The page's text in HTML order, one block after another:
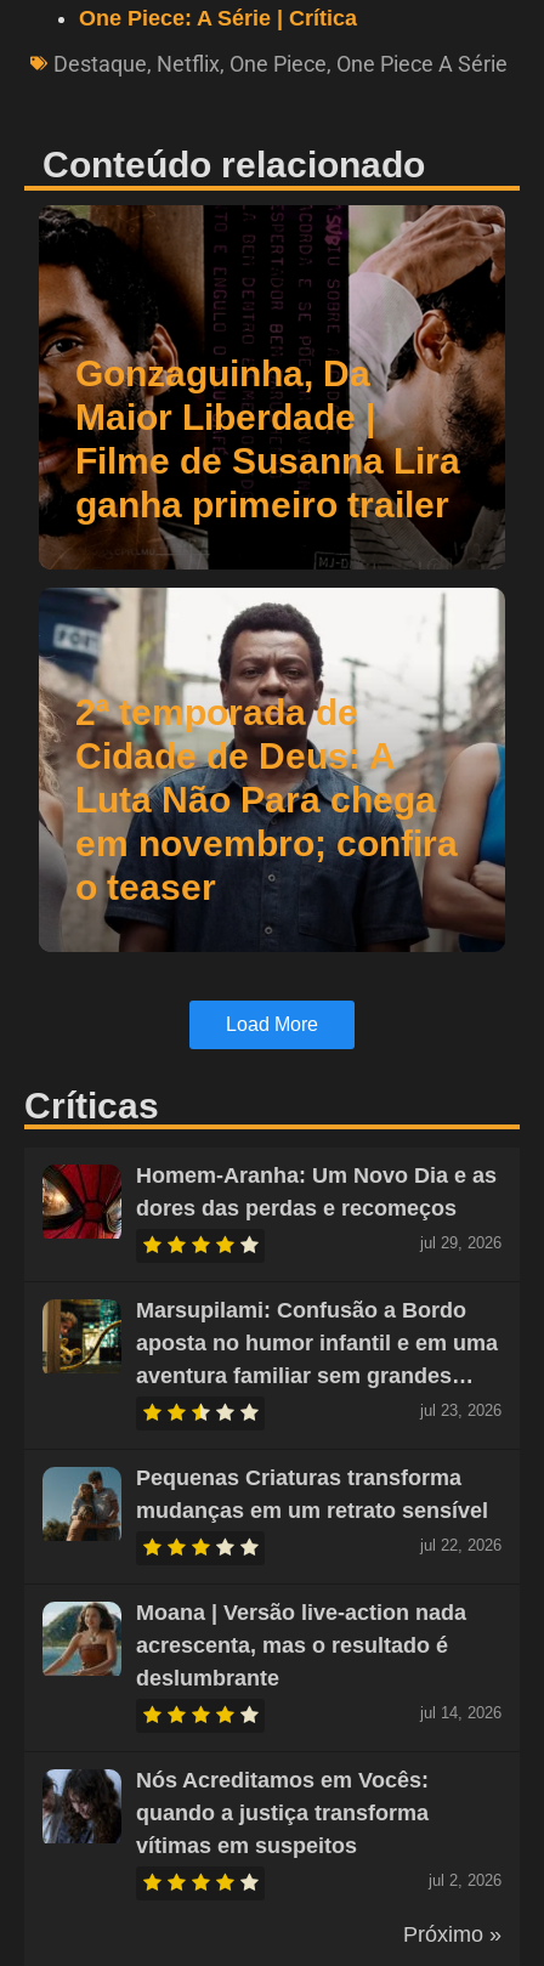
One Piece: A Série | Crítica
Destaque, Netflix, One Piece, One Piece A Série
Conteúdo relacionado
Gonzaguinha, Da
Maior Liberdade |
Filme de Susanna Lira
ganha primeiro trailer
2ª temporada de
Cidade de Deus: A
Luta Não Para chega
em novembro; confira
o teaser
Load More
Críticas
Homem-Aranha: Um Novo Dia e as
dores das perdas e recomeços
jul 29, 2026
Marsupilami: Confusão a Bordo
aposta no humor infantil e em uma
aventura familiar sem grandes…
jul 23, 2026
Pequenas Criaturas transforma
mudanças em um retrato sensível
jul 22, 2026
Moana | Versão live-action nada
acrescenta, mas o resultado é
deslumbrante
jul 14, 2026
Nós Acreditamos em Vocês:
quando a justiça transforma
vítimas em suspeitos
jul 2, 2026
Próximo »